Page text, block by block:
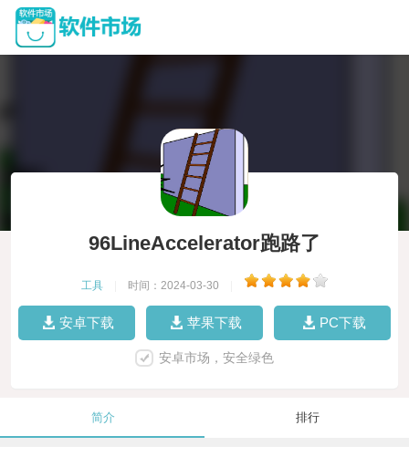
96LineAccelerator跑路了
工具 时间：2024-03-30
安卓下载 苹果下载 PC下载
安卓市场，安全绿色
简介 排行